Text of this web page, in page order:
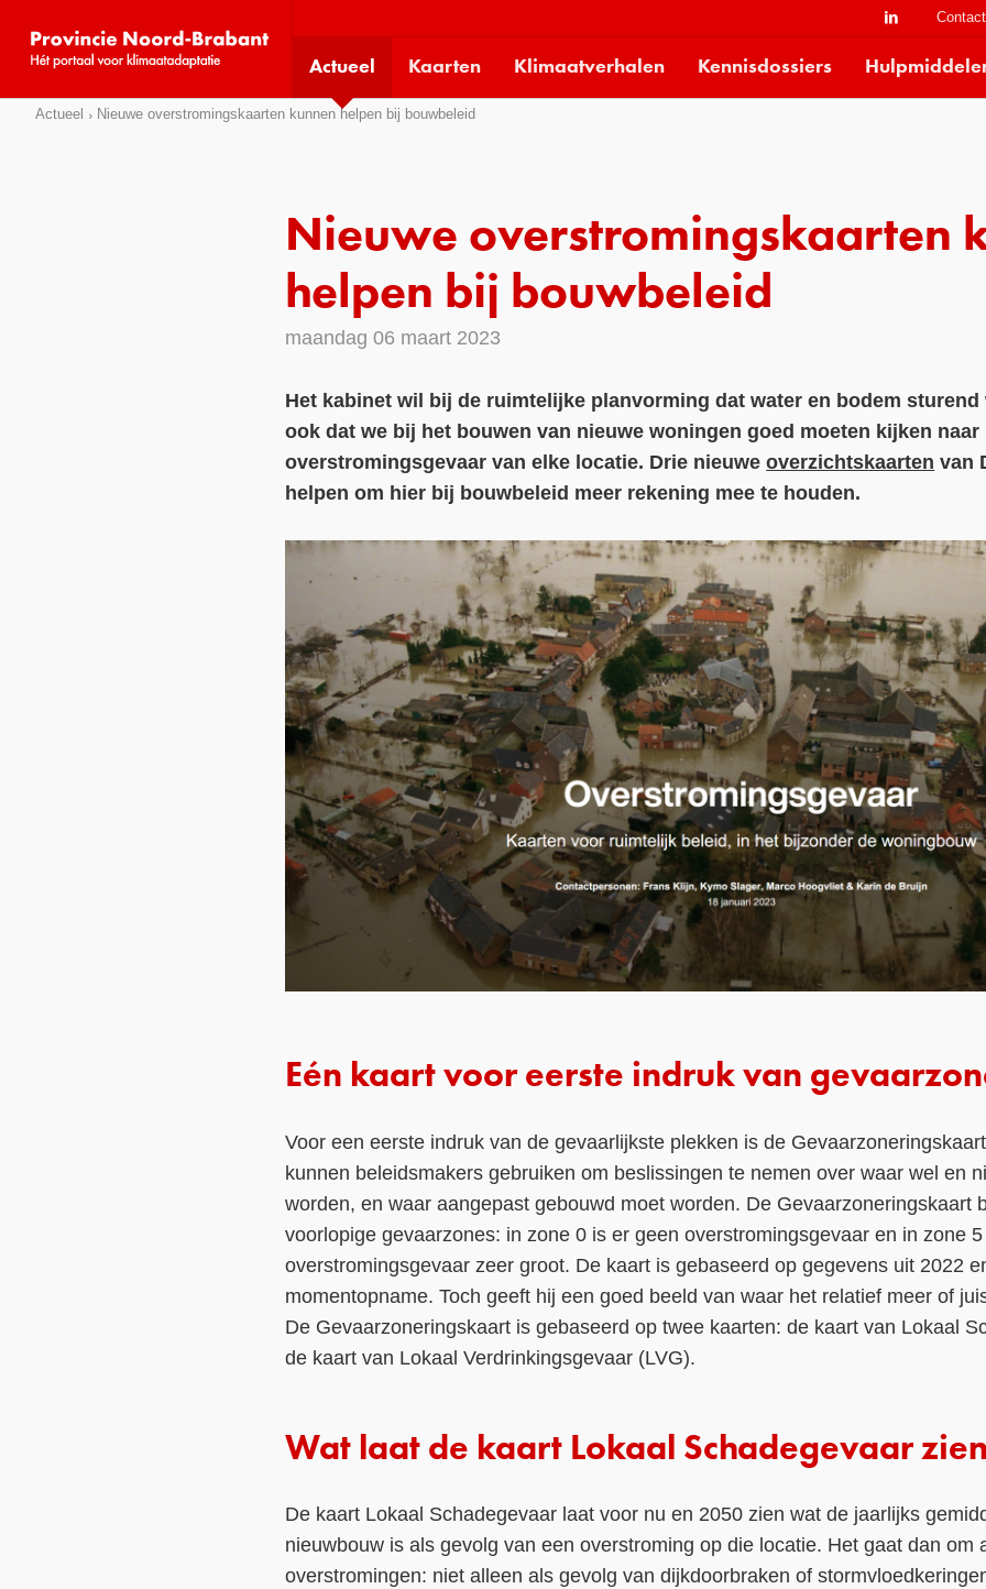
social
media
pages:
Contact
Actueel Kaarten Klimaatverhalen Kennisdossiers
Actueel Nieuwe overstromingskaarten kunnen helpen bij bouwbeleid
Nieuwe overstromingskaarten
helpen bij bouwbeleid
maandag 06 maart 2023
Het kabinet wil bij de ruimtelijke planvorming dat water en bodem sturend
ook dat we bij het bouwen van nieuwe woningen goed moeten kijken naar
overstromingsgevaar van elke locatie. Drie nieuweoverzichtskaarten van
helpen om hier bij bouwbeleid meer rekening mee te houden.
Eén kaart voor eerste indruk van
Voor een eerste indruk van de gevaarlijkste plekken is de
kunnen beleidsmakers gebruiken om beslissingen te nemen over waar wel en
worden, en waar aangepast gebouwd moet worden. De Gevaarzoneringskaart
voorlopige gevaarzones: in zone 0 is er geen overstromingsgevaar en in zone
overstromingsgevaar zeer groot. De kaart is gebaseerd op gegevens uit 2022
momentopname. Toch geeft hij een goed beeld van waar het relatief meer of
De Gevaarzoneringskaart is gebaseerd op twee kaarten: de kaart van Lokaal
de kaart van Lokaal Verdrinkingsgevaar (LVG).
Wat laat de kaart Lokaal Schadegevaar
De kaart Lokaal Schadegevaar laat voor nu en 2050 zien wat de jaarlijks
nieuwbouw is als gevolg van een overstroming op die locatie. Het gaat dan om
overstromingen: niet alleen als gevolg van dijkdoorbraken of